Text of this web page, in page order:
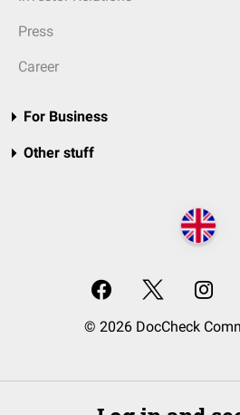
Press
Career
For Business
Other stuff
© 2026 DocCheck